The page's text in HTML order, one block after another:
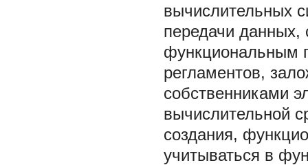
вычислительных
передачи данных,
функциональным
регламентов,
собственниками
вычислительной
создания,
учитываться в